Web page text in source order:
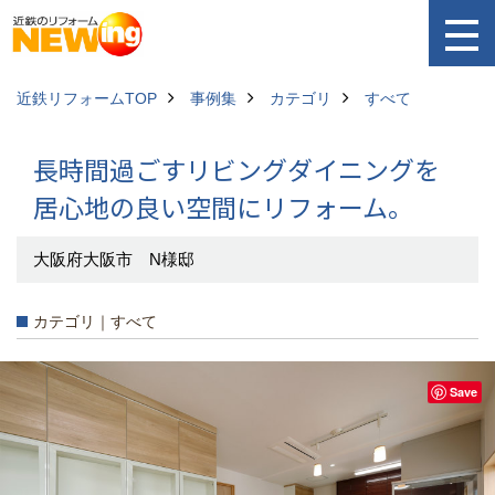
近鉄リフォームTOP 事例集 カテゴリ すべて
長時間過ごすリビングダイニングを
居心地の良い空間にリフォーム。
大阪府大阪市 N様邸
カテゴリ｜すべて
Save